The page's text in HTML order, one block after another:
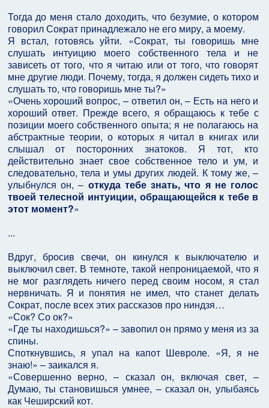
Тогда до меня стало доходить, что безумие, о котором
говорил Сократ принадлежало не его миру, а моему.
Я встал, готовясь уйти. «Сократ, ты говоришь мне
слушать интуицию моего собственного тела и не
зависеть от того, что я читаю или от того, что говорят
мне другие люди. Почему, тогда, я должен сидеть тихо и
слушать то, что говоришь мне ты?»
«Очень хороший вопрос, – ответил он, – Есть на него и
хороший ответ. Прежде всего, я обращаюсь к тебе с
позиции моего собственного опыта; я не полагаюсь на
абстрактные теории, о которых я читал в книгах или
слышал от посторонних знатоков. Я тот, кто
действительно знает свое собственное тело и ум, и
следовательно, тела и умы других людей. К тому же, –
улыбнулся он, – откуда тебе знать, что я не голос
твоей телесной интуиции, обращающейся к тебе в
этот момент?»
...
Вдруг, бросив свечи, он кинулся к выключателю и
выключил свет. В темноте, такой непроницаемой, что я
не мог разглядеть ничего перед своим носом, я стал
нервничать. Я и понятия не имел, что станет делать
Сократ, после всех этих рассказов про ниндзя…
«Сок? Со ок?»
«Где ты находишься?» – завопил он прямо у меня из за
спины.
Споткнувшись, я упал на капот Шевроле. «Я, я не
знаю!» – заикался я.
«Совершенно верно, – сказал он, включая свет, –
Думаю, ты становишься умнее, – сказал он, улыбаясь
как Чеширский кот.